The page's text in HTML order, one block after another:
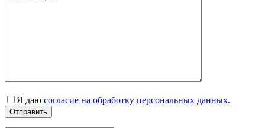
Я даю согласие на обработку персональных данных.